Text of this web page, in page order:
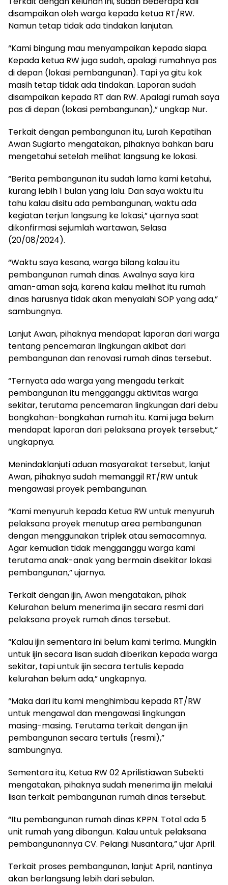
disampaikan oleh warga kepada ketua RT/RW.
Namun tetap tidak ada tindakan lanjutan.
“Kami bingung mau menyampaikan kepada siapa.
Kepada ketua RW juga sudah, apalagi rumahnya pas
di depan (lokasi pembangunan). Tapi ya gitu kok
masih tetap tidak ada tindakan. Laporan sudah
disampaikan kepada RT dan RW. Apalagi rumah saya
pas di depan (lokasi pembangunan),” ungkap Nur.
Terkait dengan pembangunan itu, Lurah Kepatihan
Awan Sugiarto mengatakan, pihaknya bahkan baru
mengetahui setelah melihat langsung ke lokasi.
“Berita pembangunan itu sudah lama kami ketahui,
kurang lebih 1 bulan yang lalu. Dan saya waktu itu
tahu kalau disitu ada pembangunan, waktu ada
kegiatan terjun langsung ke lokasi,” ujarnya saat
dikonfirmasi sejumlah wartawan, Selasa
(20/08/2024).
“Waktu saya kesana, warga bilang kalau itu
pembangunan rumah dinas. Awalnya saya kira
aman-aman saja, karena kalau melihat itu rumah
dinas harusnya tidak akan menyalahi SOP yang ada,”
sambungnya.
Lanjut Awan, pihaknya mendapat laporan dari warga
tentang pencemaran lingkungan akibat dari
pembangunan dan renovasi rumah dinas tersebut.
“Ternyata ada warga yang mengadu terkait
pembangunan itu mengganggu aktivitas warga
sekitar, terutama pencemaran lingkungan dari debu
bongkahan-bongkahan rumah itu. Kami juga belum
mendapat laporan dari pelaksana proyek tersebut,”
ungkapnya.
Menindaklanjuti aduan masyarakat tersebut, lanjut
Awan, pihaknya sudah memanggil RT/RW untuk
mengawasi proyek pembangunan.
“Kami menyuruh kepada Ketua RW untuk menyuruh
pelaksana proyek menutup area pembangunan
dengan menggunakan triplek atau semacamnya.
Agar kemudian tidak mengganggu warga kami
terutama anak-anak yang bermain disekitar lokasi
pembangunan,” ujarnya.
Terkait dengan ijin, Awan mengatakan, pihak
Kelurahan belum menerima ijin secara resmi dari
pelaksana proyek rumah dinas tersebut.
“Kalau ijin sementara ini belum kami terima. Mungkin
untuk ijin secara lisan sudah diberikan kepada warga
sekitar, tapi untuk ijin secara tertulis kepada
kelurahan belum ada,” ungkapnya.
“Maka dari itu kami menghimbau kepada RT/RW
untuk mengawal dan mengawasi lingkungan
masing-masing. Terutama terkait dengan ijin
pembangunan secara tertulis (resmi),”
sambungnya.
Sementara itu, Ketua RW 02 Aprilistiawan Subekti
mengatakan, pihaknya sudah menerima ijin melalui
lisan terkait pembangunan rumah dinas tersebut.
“Itu pembangunan rumah dinas KPPN. Total ada 5
unit rumah yang dibangun. Kalau untuk pelaksana
pembangunannya CV. Pelangi Nusantara,” ujar April.
Terkait proses pembangunan, lanjut April, nantinya
akan berlangsung lebih dari sebulan.